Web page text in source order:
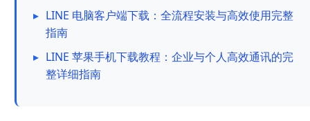
▸ LINE 电脑客户端下载：全流程安装与高效使用完整
指南
▸ LINE 苹果手机下载教程：企业与个人高效通讯的完
整详细指南